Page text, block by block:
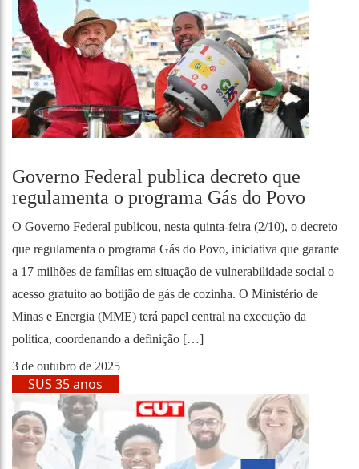
Governo Federal publica decreto que
regulamenta o programa Gás do Povo
O Governo Federal publicou, nesta quinta-feira (2/10), o decreto
que regulamenta o programa Gás do Povo, iniciativa que garante
a 17 milhões de famílias em situação de vulnerabilidade social o
acesso gratuito ao botijão de gás de cozinha. O Ministério de
Minas e Energia (MME) terá papel central na execução da
política, coordenando a definição […]
3 de outubro de 2025
SUS 35 anos